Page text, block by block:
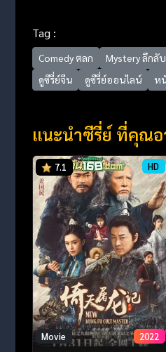
Tag :
Comedy ตลก Mystery ลึกลับ
ดูซีรี่ย์จีน
ดูซีรี่ย์ออนไลน์ ห
แนะนำซีรี่ย์ ที่คุณ
7.1 HD
Movie 2022